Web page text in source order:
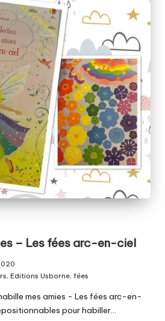
– Les fées arc-en-ciel
, Editions Usborne, fées
mes amies - Les fées arc-en-
pour habiller…